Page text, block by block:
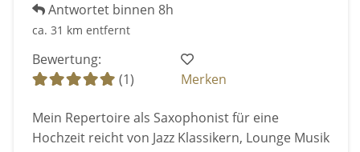
Antwortet binnen 8h
ca. 31 km entfernt
Bewertung:
(1)
Merken
Mein Repertoire als Saxophonist für eine
Hochzeit reicht von Jazz Klassikern, Lounge Musik